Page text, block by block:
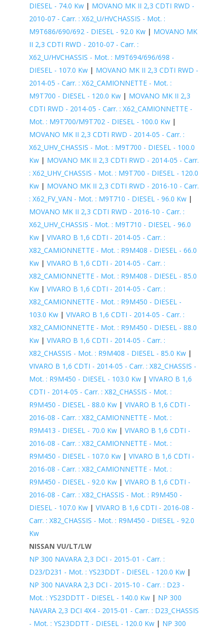
DIESEL - 74.0 Kw| MOVANO MK II 2,3 CDTI RWD -
2010-07 - Carr. : X62_U/HVCHASSIS - Mot. :
M9T686/690/692 - DIESEL - 92.0 Kw| MOVANO MK
II 2,3 CDTI RWD - 2010-07 - Carr. :
X62_U/HVCHASSIS - Mot. : M9T694/696/698 -
DIESEL - 107.0 Kw| MOVANO MK II 2,3 CDTI RWD -
2014-05 - Carr. : X62_CAMIONNETTE - Mot. :
M9T700 - DIESEL - 120.0 Kw| MOVANO MK II 2,3
CDTI RWD - 2014-05 - Carr. : X62_CAMIONNETTE -
Mot. : M9T700/M9T702 - DIESEL - 100.0 Kw|
MOVANO MK II 2,3 CDTI RWD - 2014-05 - Carr. :
X62_UHV_CHASSIS - Mot. : M9T700 - DIESEL - 100.0
Kw| MOVANO MK II 2,3 CDTI RWD - 2014-05 - Carr.
: X62_UHV_CHASSIS - Mot. : M9T700 - DIESEL - 120.0
Kw| MOVANO MK II 2,3 CDTI RWD - 2016-10 - Carr.
: X62_FV_VAN - Mot. : M9T710 - DIESEL - 96.0 Kw|
MOVANO MK II 2,3 CDTI RWD - 2016-10 - Carr. :
X62_UHV_CHASSIS - Mot. : M9T710 - DIESEL - 96.0
Kw| VIVARO B 1,6 CDTI - 2014-05 - Carr. :
X82_CAMIONNETTE - Mot. : R9M408 - DIESEL - 66.0
Kw| VIVARO B 1,6 CDTI - 2014-05 - Carr. :
X82_CAMIONNETTE - Mot. : R9M408 - DIESEL - 85.0
Kw| VIVARO B 1,6 CDTI - 2014-05 - Carr. :
X82_CAMIONNETTE - Mot. : R9M450 - DIESEL -
103.0 Kw| VIVARO B 1,6 CDTI - 2014-05 - Carr. :
X82_CAMIONNETTE - Mot. : R9M450 - DIESEL - 88.0
Kw| VIVARO B 1,6 CDTI - 2014-05 - Carr. :
X82_CHASSIS - Mot. : R9M408 - DIESEL - 85.0 Kw|
VIVARO B 1,6 CDTI - 2014-05 - Carr. : X82_CHASSIS -
Mot. : R9M450 - DIESEL - 103.0 Kw| VIVARO B 1,6
CDTI - 2014-05 - Carr. : X82_CHASSIS - Mot. :
R9M450 - DIESEL - 88.0 Kw| VIVARO B 1,6 CDTI -
2016-08 - Carr. : X82_CAMIONNETTE - Mot. :
R9M413 - DIESEL - 70.0 Kw| VIVARO B 1,6 CDTI -
2016-08 - Carr. : X82_CAMIONNETTE - Mot. :
R9M450 - DIESEL - 107.0 Kw| VIVARO B 1,6 CDTI -
2016-08 - Carr. : X82_CAMIONNETTE - Mot. :
R9M450 - DIESEL - 92.0 Kw| VIVARO B 1,6 CDTI -
2016-08 - Carr. : X82_CHASSIS - Mot. : R9M450 -
DIESEL - 107.0 Kw| VIVARO B 1,6 CDTI - 2016-08 -
Carr. : X82_CHASSIS - Mot. : R9M450 - DIESEL - 92.0
Kw
NISSAN VU/LT/LW
NP 300 NAVARA 2,3 DCI - 2015-01 - Carr. :
D23/D231 - Mot. : YS23DDT - DIESEL - 120.0 Kw|
NP 300 NAVARA 2,3 DCI - 2015-10 - Carr. : D23 -
Mot. : YS23DDTT - DIESEL - 140.0 Kw| NP 300
NAVARA 2,3 DCI 4X4 - 2015-01 - Carr. : D23_CHASSIS
- Mot. : YS23DDTT - DIESEL - 120.0 Kw| NP 300